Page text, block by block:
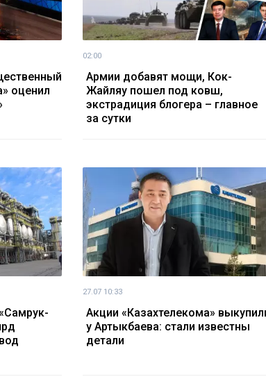
оценил
02:00
Армии добавят мощи, Кок-
Жайляу пошел под ковш,
экстрадиция блогера – главное
за сутки
27.07 10:33
Акции «Казахтелекома»
у Артыкбаева: стали известны
детали